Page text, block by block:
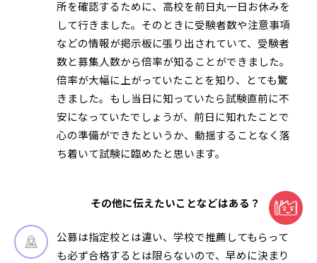
所を確認するために、高校を前日丸一日お休みを
して行きました。そのときに受験者数や注意事項
などの情報が掲示板に張り出されていて、受験者
数と募集人数から倍率が知ることができました。
倍率が大幅に上がっていたことを知り、とても驚
きました。もし当日に知っていたら試験直前に不
安になっていたでしょうが、前日に知れたことで
心の準備ができたというか、動揺することなく落
ち着いて試験に臨めたと思います。
その他に伝えたいことなどはある？
公募は指定校とは違い、学校で推薦してもらって
も必ず合格するとは限らないので、早めに決まり